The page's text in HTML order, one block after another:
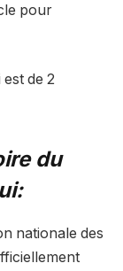
pour
de 2
du
nationale des